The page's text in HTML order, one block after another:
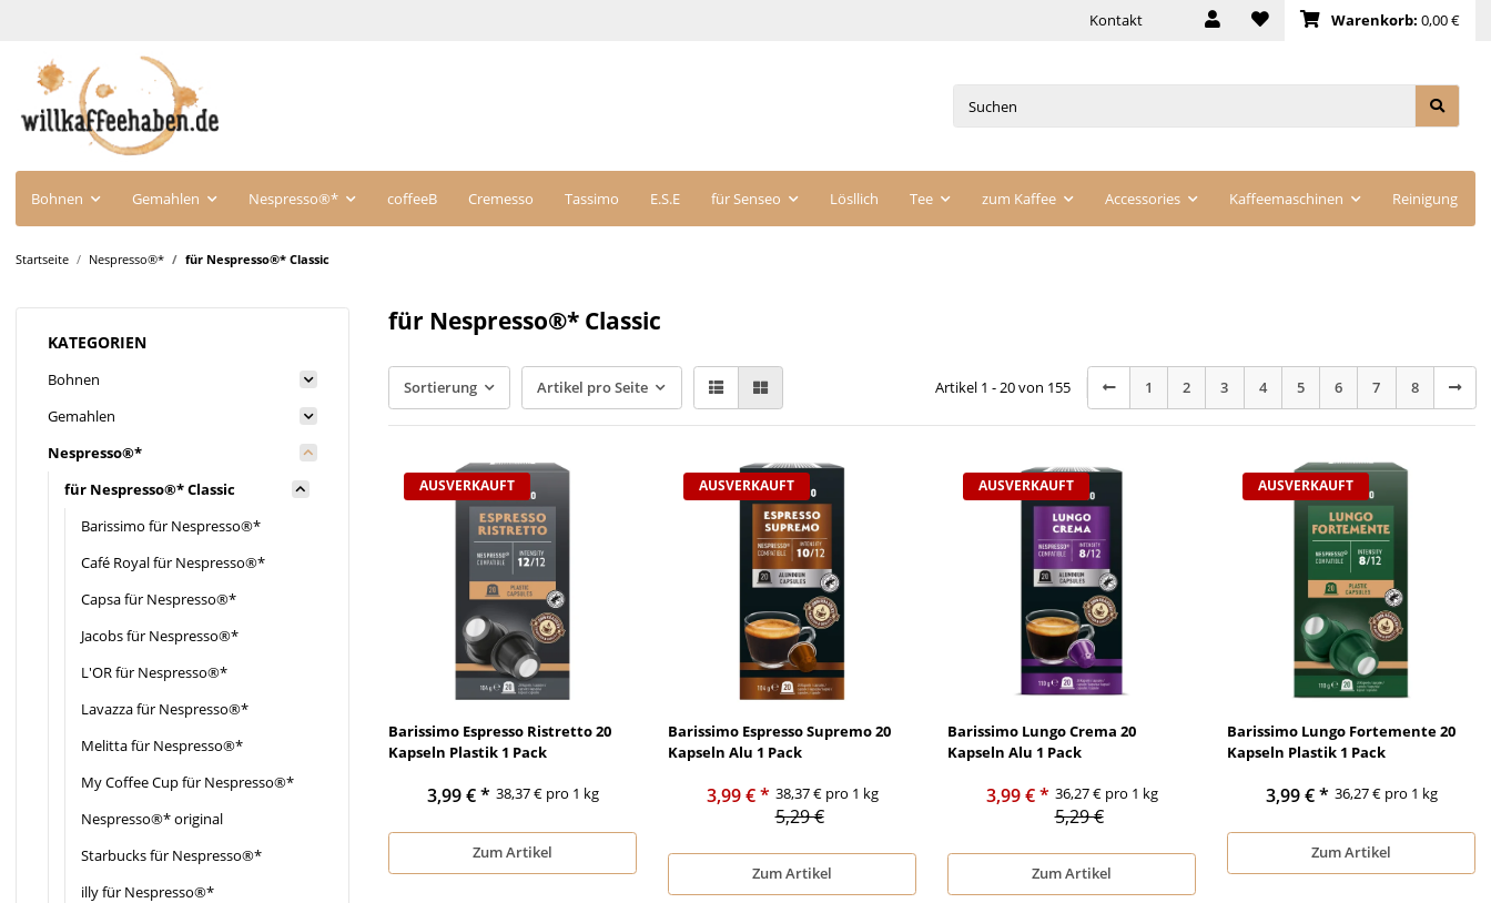
Kontakt Warenkorb: 0,00 €
Bohnen Gemahlen Nespresso®* coffeeB Cremesso Tassimo E.S.E für Senseo Lösllich Tee zum Kaffee Accessories Kaffeemaschinen Reinigung
Startseite Nespresso®* für Nespresso®* Classic
für Nespresso®* Classic
Sortierung Artikel pro Seite Artikel 1 - 20 von 155 1 2 3 4 5 6 7 8
AUSVERKAUFT
Barissimo Espresso Ristretto 20
Kapseln Plastik 1 Pack
3,99 €* 38,37 € pro 1 kg
Zum Artikel
AUSVERKAUFT
Barissimo Espresso Supremo 20
Kapseln Alu 1 Pack
3,99 €* 38,37 € pro 1 kg
5,29 €
Zum Artikel
AUSVERKAUFT
Barissimo Lungo Crema 20
Kapseln Alu 1 Pack
3,99 €* 36,27 € pro 1 kg
5,29 €
Zum Artikel
AUSVERKAUFT
Barissimo Lungo Fortemente 20
Kapseln Plastik 1 Pack
3,99 €* 36,27 € pro 1 kg
Zum Artikel
KATEGORIEN
Bohnen
Gemahlen
Nespresso®*
für Nespresso®* Classic
Barissimo für Nespresso®*
Café Royal für Nespresso®*
Capsa für Nespresso®*
Jacobs für Nespresso®*
L'OR für Nespresso®*
Lavazza für Nespresso®*
Melitta für Nespresso®*
My Coffee Cup für Nespresso®*
Nespresso®* original
Starbucks für Nespresso®*
illy für Nespresso®*